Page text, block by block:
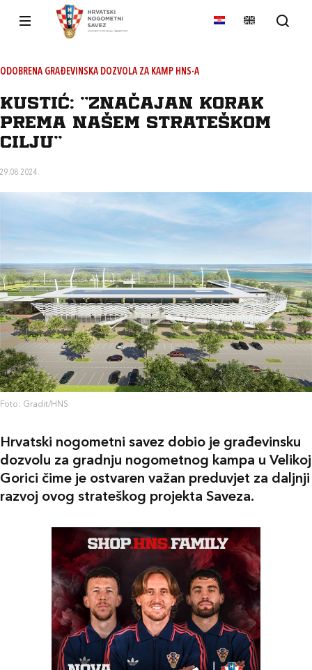
ODOBRENA GRAĐEVINSKA DOZVOLA ZA KAMP HNS-A
Kustić: "Značajan korak
prema našem strateškom
cilju"
29.08.2024.
Foto: Gradit/HNS
Hrvatski nogometni savez dobio je građevinsku
dozvolu za gradnju nogometnog kampa u Velikoj
Gorici čime je ostvaren važan preduvjet za daljnji
razvoj ovog strateškog projekta Saveza.